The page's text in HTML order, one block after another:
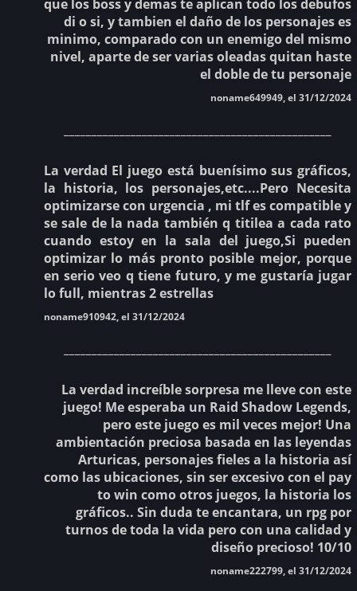
que los boss y demas te aplican todo los debufos
di o si, y tambien el daño de los personajes es
minimo, comparado con un enemigo del mismo
nivel, aparte de ser varias oleadas quitan haste
el doble de tu personaje
noname649949, el 31/12/2024
La verdad El juego está buenísimo sus gráficos,
la historia, los personajes,etc....Pero Necesita
optimizarse con urgencia , mi tlf es compatible y
se sale de la nada también q titilea a cada rato
cuando estoy en la sala del juego,Si pueden
optimizar lo más pronto posible mejor, porque
en serio veo q tiene futuro, y me gustaría jugar
lo full, mientras 2 estrellas
noname910942, el 31/12/2024
La verdad increíble sorpresa me lleve con este
juego! Me esperaba un Raid Shadow Legends,
pero este juego es mil veces mejor! Una
ambientación preciosa basada en las leyendas
Arturicas, personajes fieles a la historia así
como las ubicaciones, sin ser excesivo con el pay
to win como otros juegos, la historia los
gráficos.. Sin duda te encantara, un rpg por
turnos de toda la vida pero con una calidad y
diseño precioso! 10/10
noname222799, el 31/12/2024